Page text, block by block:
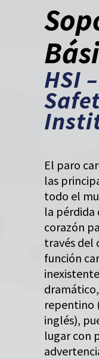
HSI
El paro
las
todo el
la pérdida
corazón
través del
función
repentino
inglés),
lugar con